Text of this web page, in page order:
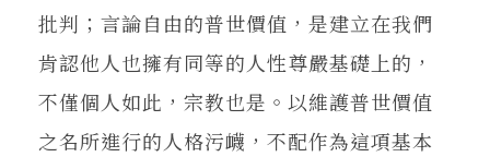
批判；言論自由的普世價值，是建立在我們
肯認他人也擁有同等的人性尊嚴基礎上的，
不僅個人如此，宗教也是。以維護普世價值
之名所進行的人格污衊，不配作為這項基本